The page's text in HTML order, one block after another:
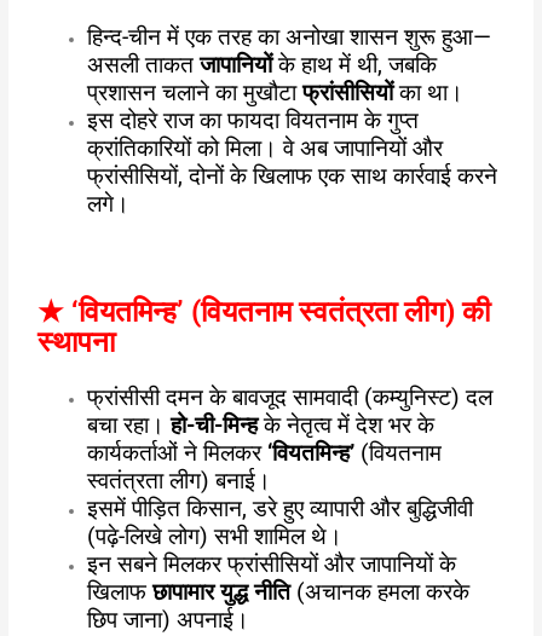
हिन्द-चीन में एक तरह का अनोखा शासन शुरू हुआ—
असली ताकतजापानियोंके हाथ में थी, जबकि
प्रशासन चलाने का मुखौटाफ्रांसीसियोंका था।
इस दोहरे राज का फायदा वियतनाम के गुप्त
क्रांतिकारियों को मिला। वे अब जापानियों और
फ्रांसीसियों, दोनों के खिलाफ एक साथ कार्रवाई करने
लगे।
★ ‘वियतमिन्ह’ (वियतनाम स्वतंत्रता लीग) की
स्थापना
फ्रांसीसी दमन के बावजूद सामवादी (कम्युनिस्ट) दल
बचा रहा।हो-ची-मिन्हके नेतृत्व में देश भर के
कार्यकर्ताओं ने मिलकर ‘वियतमिन्ह’ (वियतनाम
स्वतंत्रता लीग) बनाई।
इसमें पीड़ित किसान, डरे हुए व्यापारी और बुद्धिजीवी
(पढ़े-लिखे लोग) सभी शामिल थे।
इन सबने मिलकर फ्रांसीसियों और जापानियों के
खिलाफछापामार युद्ध नीति(अचानक हमला करके
छिप जाना) अपनाई।